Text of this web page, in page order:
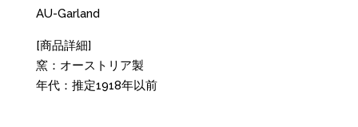
AU-Garland
[商品詳細]
窯：オーストリア製
年代：推定1918年以前